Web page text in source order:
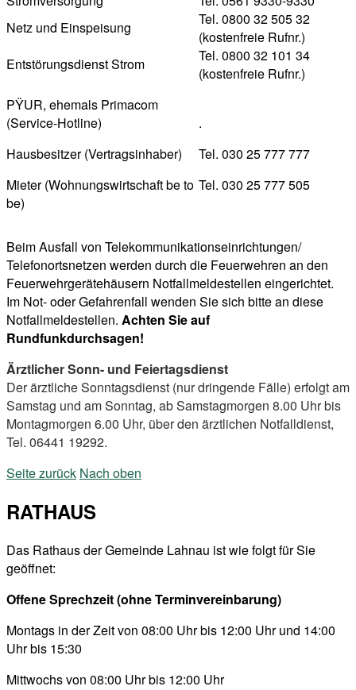
Netz und Einspeisung
Tel. 0800 32 505 32
(kostenfreie Rufnr.)
Entstörungsdienst Strom
Tel. 0800 32 101 34
(kostenfreie Rufnr.)
PŸUR, ehemals Primacom
(Service-Hotline)
Hausbesitzer (Vertragsinhaber)
Mieter (Wohnungswirtschaft be to
be)
.
Tel. 030 25 777 777
Tel. 030 25 777 505
Beim Ausfall von Telekommunikationseinrichtungen/
Telefonortsnetzen werden durch die Feuerwehren an den
Feuerwehrgerätehäusern Notfallmeldestellen eingerichtet.
Im Not- oder Gefahrenfall wenden Sie sich bitte an diese
Notfallmeldestellen. Achten Sie auf
Rundfunkdurchsagen!
Ärztlicher Sonn- und Feiertagsdienst
Der ärztliche Sonntagsdienst (nur dringende Fälle) erfolgt am
Samstag und am Sonntag, ab Samstagmorgen 8.00 Uhr bis
Montagmorgen 6.00 Uhr, über den ärztlichen Notfalldienst,
Tel. 06441 19292.
Seite zurück Nach oben
RATHAUS
Das Rathaus der Gemeinde Lahnau ist wie folgt für Sie
geöffnet:
Offene Sprechzeit (ohne Terminvereinbarung)
Montags in der Zeit von 08:00 Uhr bis 12:00 Uhr und 14:00
Uhr bis 15:30
Mittwochs von 08:00 Uhr bis 12:00 Uhr